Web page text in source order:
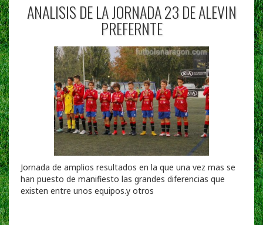
ANALISIS DE LA JORNADA 23 DE ALEVIN
PREFERNTE
Jornada de amplios resultados en la que una vez mas se
han puesto de manifiesto las grandes diferencias que
existen entre unos equipos.y otros